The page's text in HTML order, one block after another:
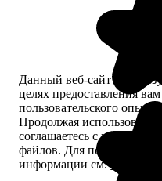
Данный веб-сайт
целях предоставления
пользовательского опыта
Продолжая использовать
соглашаетесь с
файлов. Для получения
информации см.